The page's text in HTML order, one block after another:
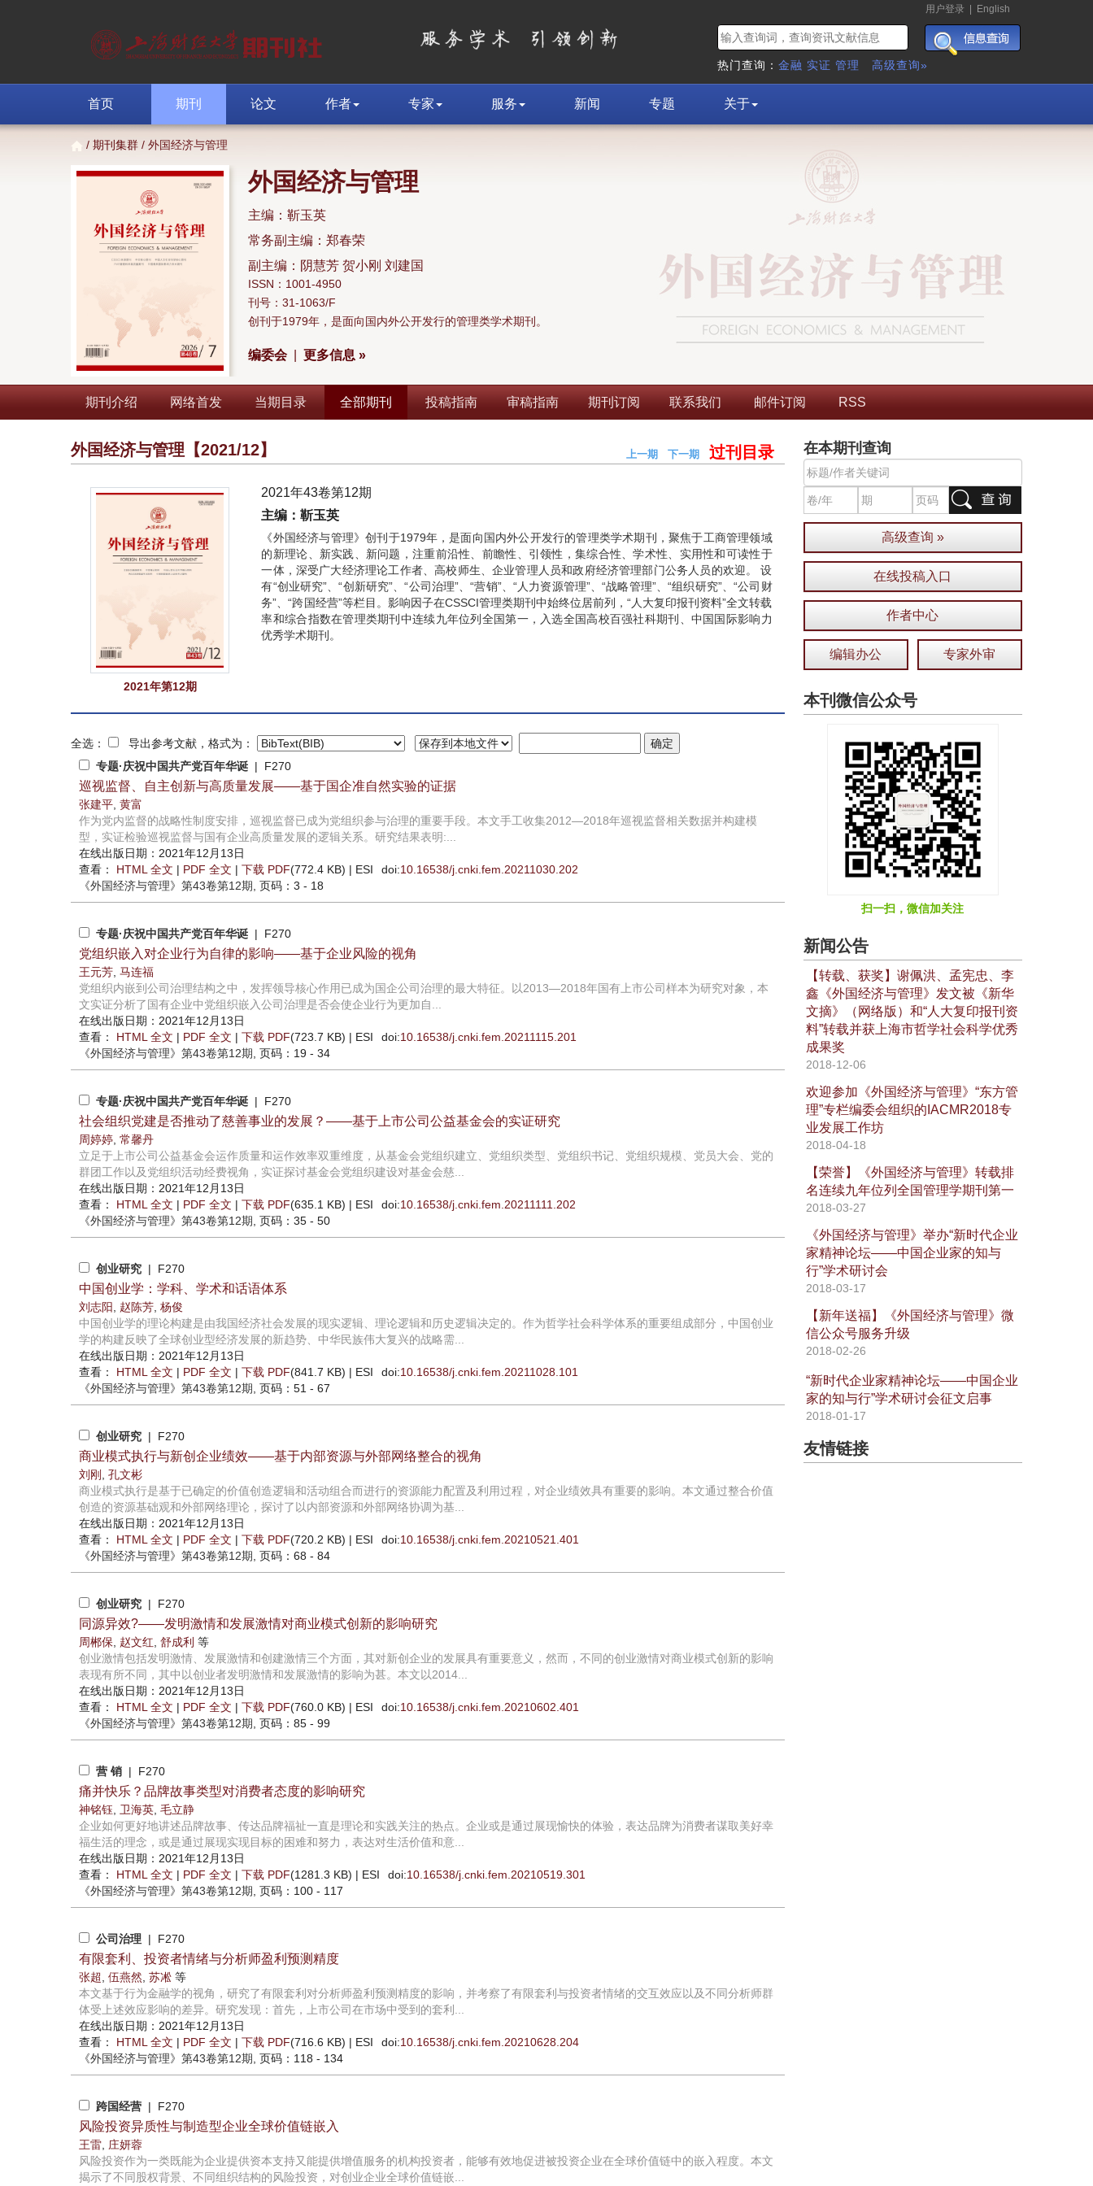
用户登录 English
热门查询： 金融 实证 管理 高级查询»
首页 期刊 论文 作者 专家 服务 新闻 专题 关于
/ 期刊集群 / 外国经济与管理
外国经济与管理
主编：靳玉英
常务副主编：郑春荣
副主编：阴慧芳 贺小刚 刘建国
ISSN：1001-4950
刊号：31-1063/F
创刊于1979年，是面向国内外公开发行的管理类学术期刊。
编委会| 更多信息 »
期刊介绍 网络首发 当期目录 全部期刊 投稿指南 审稿指南 期刊订阅 联系我们 邮件订阅 RSS
外国经济与管理 【2021/12】 上一期 下一期过刊目录
2021年第12期
2021年43卷第12期
主编：靳玉英
《外国经济与管理》创刊于1979年，是面向国内外公开发行的管理类学术期刊，聚焦于工商管理领域
的新理论、新实践、新问题，注重前沿性、前瞻性、引领性，集综合性、学术性、实用性和可读性于
一体，深受广大经济理论工作者、高校师生、企业管理人员和政府经济管理部门公务人员的欢迎。 设
有“创业研究”、“创新研究”、“公司治理”、“营销”、“人力资源管理”、“战略管理”、“组织研究”、“公司财
务”、“跨国经营”等栏目。影响因子在CSSCI管理类期刊中始终位居前列，“人大复印报刊资料”全文转载
率和综合指数在管理类期刊中连续九年位列全国第一，入选全国高校百强社科期刊、中国国际影响力
优秀学术期刊。
全选：
导出参考文献，格式为：
专题·庆祝中国共产党百年华诞 | F270
巡视监督、自主创新与高质量发展——基于国企准自然实验的证据
张建平 黄富
作为党内监督的战略性制度安排，巡视监督已成为党组织参与治理的重要手段。本文手工收集2012—2018年巡视监督相关数据并构建模
型，实证检验巡视监督与国有企业高质量发展的逻辑关系。研究结果表明:...
在线出版日期：2021年12月13日
查看： HTML 全文 | PDF 全文 | 下载 PDF(772.4 KB) | ESI doi:10.16538/j.cnki.fem.20211030.202
《外国经济与管理》 第43卷第12期 , 页码：3 - 18
专题·庆祝中国共产党百年华诞 | F270
党组织嵌入对企业行为自律的影响——基于企业风险的视角
王元芳 马连福
党组织内嵌到公司治理结构之中，发挥领导核心作用已成为国企公司治理的最大特征。以2013—2018年国有上市公司样本为研究对象，本
文实证分析了国有企业中党组织嵌入公司治理是否会使企业行为更加自...
在线出版日期：2021年12月13日
查看： HTML 全文 | PDF 全文 | 下载 PDF(723.7 KB) | ESI doi:10.16538/j.cnki.fem.20211115.201
《外国经济与管理》 第43卷第12期 , 页码：19 - 34
专题·庆祝中国共产党百年华诞 | F270
社会组织党建是否推动了慈善事业的发展？——基于上市公司公益基金会的实证研究
周婷婷 常馨丹
立足于上市公司公益基金会运作质量和运作效率双重维度，从基金会党组织建立、党组织类型、党组织书记、党组织规模、党员大会、党的
群团工作以及党组织活动经费视角，实证探讨基金会党组织建设对基金会慈...
在线出版日期：2021年12月13日
查看： HTML 全文 | PDF 全文 | 下载 PDF(635.1 KB) | ESI doi:10.16538/j.cnki.fem.20211111.202
《外国经济与管理》 第43卷第12期 , 页码：35 - 50
创业研究 | F270
中国创业学：学科、学术和话语体系
刘志阳 赵陈芳 杨俊
中国创业学的理论构建是由我国经济社会发展的现实逻辑、理论逻辑和历史逻辑决定的。作为哲学社会科学体系的重要组成部分，中国创业
学的构建反映了全球创业型经济发展的新趋势、中华民族伟大复兴的战略需...
在线出版日期：2021年12月13日
查看： HTML 全文 | PDF 全文 | 下载 PDF(841.7 KB) | ESI doi:10.16538/j.cnki.fem.20211028.101
《外国经济与管理》 第43卷第12期 , 页码：51 - 67
创业研究 | F270
商业模式执行与新创企业绩效——基于内部资源与外部网络整合的视角
刘刚 孔文彬
商业模式执行是基于已确定的价值创造逻辑和活动组合而进行的资源能力配置及利用过程，对企业绩效具有重要的影响。本文通过整合价值
创造的资源基础观和外部网络理论，探讨了以内部资源和外部网络协调为基...
在线出版日期：2021年12月13日
查看： HTML 全文 | PDF 全文 | 下载 PDF(720.2 KB) | ESI doi:10.16538/j.cnki.fem.20210521.401
《外国经济与管理》 第43卷第12期 , 页码：68 - 84
创业研究 | F270
同源异效?——发明激情和发展激情对商业模式创新的影响研究
周郴保 赵文红 舒成利 等
创业激情包括发明激情、发展激情和创建激情三个方面，其对新创企业的发展具有重要意义，然而，不同的创业激情对商业模式创新的影响
表现有所不同，其中以创业者发明激情和发展激情的影响为甚。本文以2014...
在线出版日期：2021年12月13日
查看： HTML 全文 | PDF 全文 | 下载 PDF(760.0 KB) | ESI doi:10.16538/j.cnki.fem.20210602.401
《外国经济与管理》 第43卷第12期 , 页码：85 - 99
营 销 | F270
痛并快乐？品牌故事类型对消费者态度的影响研究
神铭钰 卫海英 毛立静
企业如何更好地讲述品牌故事、传达品牌福祉一直是理论和实践关注的热点。企业或是通过展现愉快的体验，表达品牌为消费者谋取美好幸
福生活的理念，或是通过展现实现目标的困难和努力，表达对生活价值和意...
在线出版日期：2021年12月13日
查看： HTML 全文 | PDF 全文 | 下载 PDF(1281.3 KB) | ESI doi:10.16538/j.cnki.fem.20210519.301
《外国经济与管理》 第43卷第12期 , 页码：100 - 117
公司治理 | F270
有限套利、投资者情绪与分析师盈利预测精度
张超 伍燕然 苏凇 等
本文基于行为金融学的视角，研究了有限套利对分析师盈利预测精度的影响，并考察了有限套利与投资者情绪的交互效应以及不同分析师群
体受上述效应影响的差异。研究发现：首先，上市公司在市场中受到的套利...
在线出版日期：2021年12月13日
查看： HTML 全文 | PDF 全文 | 下载 PDF(716.6 KB) | ESI doi:10.16538/j.cnki.fem.20210628.204
《外国经济与管理》 第43卷第12期 , 页码：118 - 134
跨国经营 | F270
风险投资异质性与制造型企业全球价值链嵌入
王雷 庄妍蓉
风险投资作为一类既能为企业提供资本支持又能提供增值服务的机构投资者，能够有效地促进被投资企业在全球价值链中的嵌入程度。本文
揭示了不同股权背景、不同组织结构的风险投资，对创业企业全球价值链嵌...
在本期刊查询
高级查询 »
在线投稿入口
作者中心
编辑办公 专家外审
本刊微信公众号
扫一扫，微信加关注
新闻公告
【转载、获奖】谢佩洪、孟宪忠、李
鑫《外国经济与管理》发文被《新华
文摘》（网络版）和“人大复印报刊资
料”转载并获上海市哲学社会科学优秀
成果奖
2018-12-06
欢迎参加《外国经济与管理》“东方管
理”专栏编委会组织的IACMR2018专
业发展工作坊
2018-04-18
【荣誉】《外国经济与管理》转载排
名连续九年位列全国管理学期刊第一
2018-03-27
《外国经济与管理》举办“新时代企业
家精神论坛——中国企业家的知与
行”学术研讨会
2018-03-17
【新年送福】《外国经济与管理》微
信公众号服务升级
2018-02-26
“新时代企业家精神论坛——中国企业
家的知与行”学术研讨会征文启事
2018-01-17
友情链接